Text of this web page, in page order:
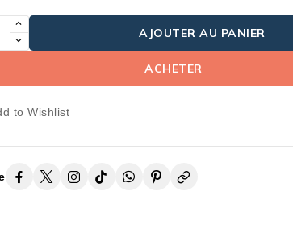
AJOUTER AU PANIER
ACHETER
to Wishlist